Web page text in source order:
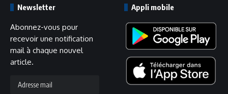
Newsletter
Abonnez-vous pour
recevoir une notification
mail à chaque nouvel
article.
mail
Appli mobile